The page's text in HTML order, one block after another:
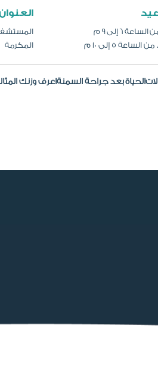
المكرمة
6 إلى 9 م
الساعة 5 إلى 10 م
الحياة بعد جراحة السمنةاعرف وزنك